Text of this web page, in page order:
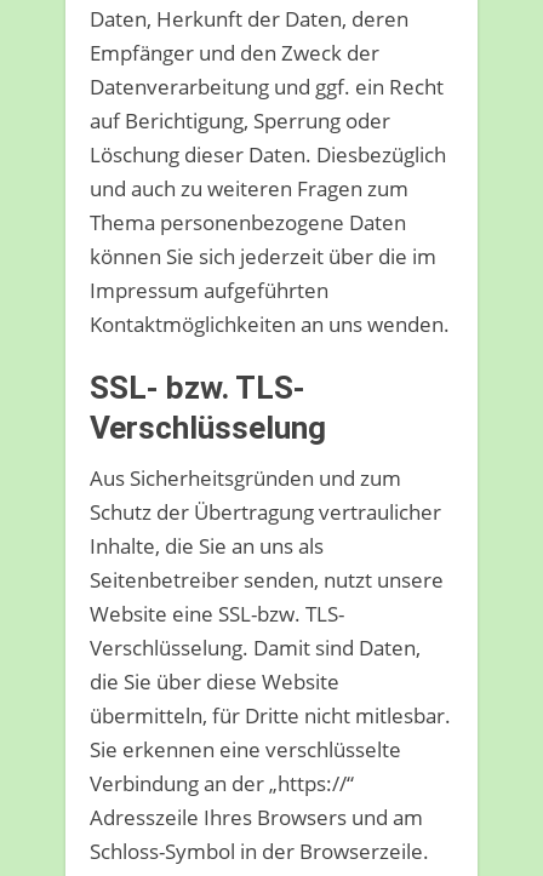
Daten, Herkunft der Daten, deren
Empfänger und den Zweck der
Datenverarbeitung und ggf. ein Recht
auf Berichtigung, Sperrung oder
Löschung dieser Daten. Diesbezüglich
und auch zu weiteren Fragen zum
Thema personenbezogene Daten
können Sie sich jederzeit über die im
Impressum aufgeführten
Kontaktmöglichkeiten an uns wenden.
SSL- bzw. TLS-
Verschlüsselung
Aus Sicherheitsgründen und zum
Schutz der Übertragung vertraulicher
Inhalte, die Sie an uns als
Seitenbetreiber senden, nutzt unsere
Website eine SSL-bzw. TLS-
Verschlüsselung. Damit sind Daten,
die Sie über diese Website
übermitteln, für Dritte nicht mitlesbar.
Sie erkennen eine verschlüsselte
Verbindung an der „https://“
Adresszeile Ihres Browsers und am
Schloss-Symbol in der Browserzeile.